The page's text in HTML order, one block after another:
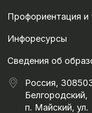
Профориентация и
Инфоресурсы
Сведения об
Россия,
Белгородский,
п. Майский, ул.